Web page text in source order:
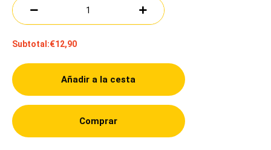
Subtotal:€12,90
Añadir a la cesta
Comprar